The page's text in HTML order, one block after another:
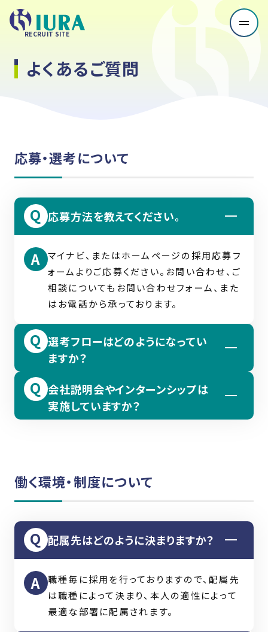
RECRUIT SITE
ホーム
いうらについて
営業職
技術職
事務職
先輩社員紹介
クロストーク
働く環境
いうらで働くメリット
キャリアプラン
教育・研修制度
よくあるご質問
募集要項
新卒採用
中途採用
お知らせ・ブログ
お問い合わせ
プライバシーポリシー
よくあるご質問
応募・選考について
応募方法を教えてください。
マイナビ、またはホームページの採用応募フ
ォームよりご応募ください。お問い合わせ、ご
相談についてもお問い合わせフォーム、また
はお電話から承っております。
選考フローはどのようになってい
ますか？
応募→書類選考 →採用試験・ 面接（1〜2
回） → 内定 という流れです。職種や応募状
況により変更となる場合があります。
会社説明会やインターンシップは
実施していますか？
いて聞いてみたいことなど、質問もお待ちし
ております。
働く環境・制度について
配属先はどのように決まりますか？
職種毎に採用を行っておりますので、配属先
は職種によって決まり、本人の適性によって
最適な部署に配属されます。